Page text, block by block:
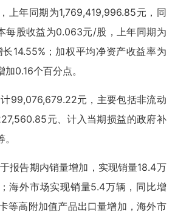
上年同期为1,769,419,996.85元，同
每股收益为0.063元/股，上年同期为
14.55%；加权平均净资产收益率为
0.16个百分点。
99,076,679.22元，主要包括非流动
元、计入当期损益的政府补
报告期内销量增加，实现销量18.4万
海外市场实现销量5.4万辆，同比增
等高附加值产品出口量增加，海外市